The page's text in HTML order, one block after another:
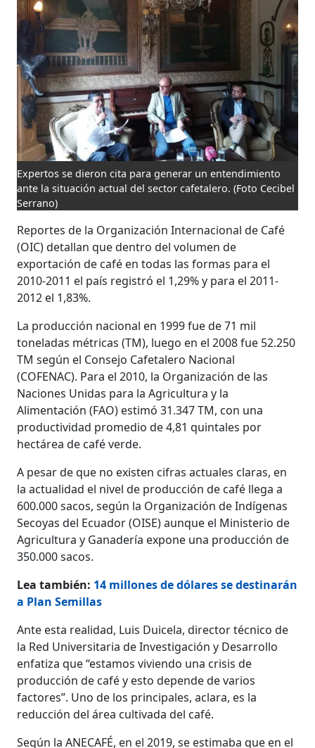
Expertos se dieron cita para generar un entendimiento
ante la situación actual del sector cafetalero.(Foto Cecibel
Serrano)
Reportes de la Organización Internacional de Café
(OIC) detallan que dentro del volumen de
exportación de café en todas las formas para el
2010-2011 el país registró el 1,29% y para el 2011-
2012 el 1,83%.
La producción nacional en 1999 fue de 71 mil
toneladas métricas (TM), luego en el 2008 fue 52.250
TM según el Consejo Cafetalero Nacional
(COFENAC). Para el 2010, la Organización de las
Naciones Unidas para la Agricultura y la
Alimentación (FAO) estimó 31.347 TM, con una
productividad promedio de 4,81 quintales por
hectárea de café verde.
A pesar de que no existen cifras actuales claras, en
la actualidad el nivel de producción de café llega a
600.000 sacos, según la Organización de Indígenas
Secoyas del Ecuador (OISE) aunque el Ministerio de
Agricultura y Ganadería expone una producción de
350.000 sacos.
Lea también: 14 millones de dólares se destinarán
a Plan Semillas
Ante esta realidad, Luis Duicela, director técnico de
la Red Universitaria de Investigación y Desarrollo
enfatiza que “estamos viviendo una crisis de
producción de café y esto depende de varios
factores”. Uno de los principales, aclara, es la
reducción del área cultivada del café.
Según la ANECAFÉ, en el 2019, se estimaba que en el